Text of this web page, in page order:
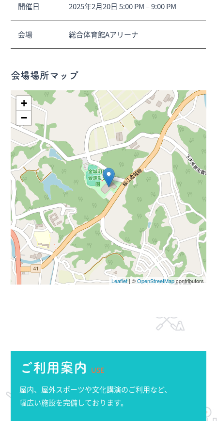
開催日 2025年2月20日 5:00 PM–9:00 PM
会場 総合体育館Aアリーナ
会場場所マップ
+
−
Leaflet| ©OpenStreetMapcontributors
ご利用案内 USE
屋内、屋外スポーツや文化講演のご利用など、
幅広い施設を完備しております。